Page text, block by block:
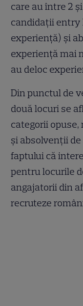
care au între 2
candidații entry
experiență) și
experiență mai
au deloc
Din punctul de
două locuri se
categorii
și absolvenții
faptului că
pentru locurile
angajatorii din
recruteze